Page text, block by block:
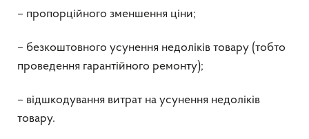
– пропорційного зменшення ціни;
– безкоштовного усунення недоліків товару (тобто
проведення гарантійного ремонту);
– відшкодування витрат на усунення недоліків
товару.